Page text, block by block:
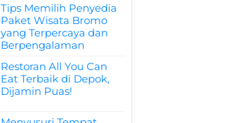
Tips Memilih Penyedia
Paket Wisata Bromo
yang Terpercaya dan
Berpengalaman
Restoran All You Can
Eat Terbaik di Depok,
Dijamin Puas!